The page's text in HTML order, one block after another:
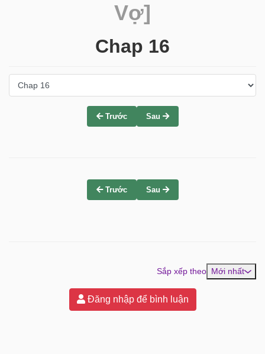
Vợ]
Chap 16
Trước Sau
Trước Sau
Sắp xếp theo Mới nhất
Đăng nhập để bình luận